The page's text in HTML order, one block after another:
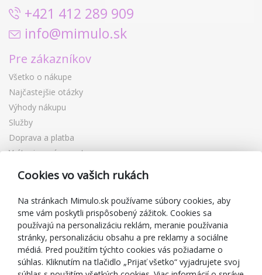
+421 412 289 909
info@mimulo.sk
Pre zákazníkov
Všetko o nákupe
Najčastejšie otázky
Výhody nákupu
Služby
Doprava a platba
Vrátenie a výmena tovaru
Reklamácia
Darčekové poukážky
Zľavové kupóny
Blog
O predajcovi
Mimulo.sk
Obchodné podmienky
Cookies vo vašich rukách
Na stránkach Mimulo.sk používame súbory cookies, aby
sme vám poskytli prispôsobený zážitok. Cookies sa
používajú na personalizáciu reklám, meranie používania
stránky, personalizáciu obsahu a pre reklamy a sociálne
médiá. Pred použitím týchto cookies vás požiadame o
súhlas. Kliknutím na tlačidlo „Prijať všetko“ vyjadrujete svoj